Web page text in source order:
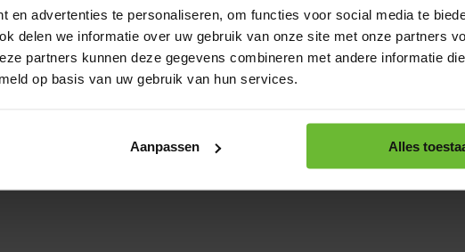
en advertenties te personaliseren, om functies voor social media te
delen we informatie over uw gebruik van onze site met onze partners
partners kunnen deze gegevens combineren met andere informatie
op basis van uw gebruik van hun services.
Aanpassen Alles
Stuur ons een e-
mail